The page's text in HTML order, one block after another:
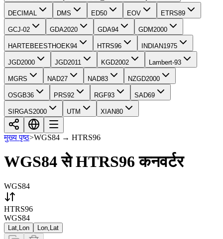
DECIMAL DMS ED50 EOV ETRS89
GCJ-02 GDA2020 GDA94 GDM2000
HARTEBEESTHOEK94 HTRS96 INDIAN1975
JGD2000 JGD2011 KGD2002 Lambert-93
MGRS NAD27 NAD83 NZGD2000
OSGB36 PRS92 RGF93 SAD69
SIRGAS2000 UTM XIAN80
मुख्य पृष्ठ>WGS84 → HTRS96
WGS84 से HTRS96 कनवर्टर
WGS84
HTRS96
WGS84
Lat,Lon Lon,Lat